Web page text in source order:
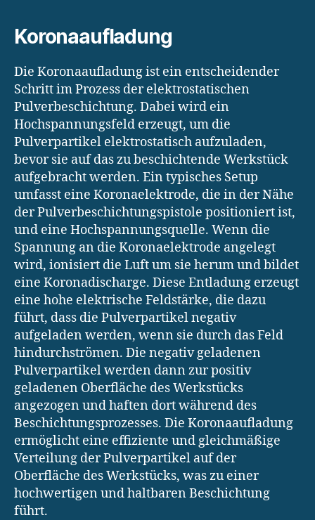
Koronaaufladung
Die Koronaaufladung ist ein entscheidender
Schritt im Prozess der elektrostatischen
Pulverbeschichtung. Dabei wird ein
Hochspannungsfeld erzeugt, um die
Pulverpartikel elektrostatisch aufzuladen,
bevor sie auf das zu beschichtende Werkstück
aufgebracht werden. Ein typisches Setup
umfasst eine Koronaelektrode, die in der Nähe
der Pulverbeschichtungspistole positioniert ist,
und eine Hochspannungsquelle. Wenn die
Spannung an die Koronaelektrode angelegt
wird, ionisiert die Luft um sie herum und bildet
eine Koronadischarge. Diese Entladung erzeugt
eine hohe elektrische Feldstärke, die dazu
führt, dass die Pulverpartikel negativ
aufgeladen werden, wenn sie durch das Feld
hindurchströmen. Die negativ geladenen
Pulverpartikel werden dann zur positiv
geladenen Oberfläche des Werkstücks
angezogen und haften dort während des
Beschichtungsprozesses. Die Koronaaufladung
ermöglicht eine effiziente und gleichmäßige
Verteilung der Pulverpartikel auf der
Oberfläche des Werkstücks, was zu einer
hochwertigen und haltbaren Beschichtung
führt.